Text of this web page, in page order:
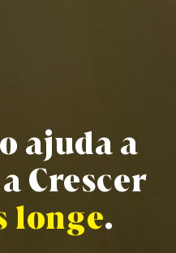
ajuda a
Crescer
longe.